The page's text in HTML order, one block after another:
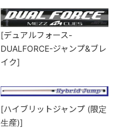
[デュアルフォース-
DUALFORCE-ジャンプ&ブレ
イク]
[ハイブリットジャンプ (限定
生産)]